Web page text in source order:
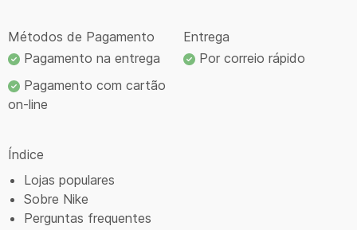
Métodos de Pagamento
Pagamento na entrega
Pagamento com cartão
on-line
Entrega
Por correio rápido
Índice
Lojas populares
Sobre Nike
Perguntas frequentes